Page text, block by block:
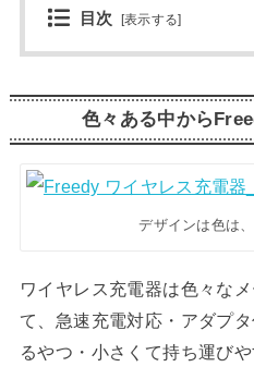
目次 [表示する]
色々ある中から
デザインは色は
ワイヤレス充電器は色々な
て、急速充電対応・アダプ
るやつ・小さくて持ち運び